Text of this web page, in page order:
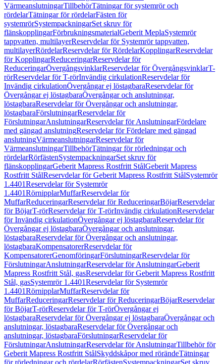
VärmeanslutningarTillbehörTätningar för systemrör och
rördelarTätningar för rördelarFästen för
systemrörSystempackningarSet skruv för
flänskopplingarFörbrukningsmaterialGeberit MeplaSystemrör
tappvatten, multilayerReservdelar för Systemrör tappvatten,
multilayerRördelarReservdelar för RördelarKopplingarReservdelar
för KopplingarReduceringarReservdelar för
ReduceringarÖvergångsvinklarReservdelar för ÖvergångsvinklarT-
rörReservdelar för T-rörInvändig cirkulationReservdelar för
Invändig cirkulationÖvergångar ej löstagbaraReservdelar för
Övergångar ej löstagbaraÖvergångar och anslutningar,
löstagbaraReservdelar för Övergångar och anslutningar,
löstagbaraFörslutningarReservdelar för
FörslutningarAnslutningarReservdelar för AnslutningarFördelare
med gängad anslutningReservdelar för Fördelare med gängad
anslutningVärmeanslutningarReservdelar för
VärmeanslutningarTillbehörTätningar för rörledningar och
rördelarRörfästenSystempackningarSet skruv för
flänskopplingarGeberit Mapress Rostfritt StålGeberit Mapress
Rostfritt StålReservdelar för Geberit Mapress Rostfritt StålSystemrör
1.4401Reservdelar för Systemrör
1.4401RörnipplarMuffarReservdelar för
MuffarReduceringarReservdelar för ReduceringarBöjarReservdelar
för BöjarT-rörReservdelar för T-rörInvändig cirkulationReservdelar
för Invändig cirkulationÖvergångar ej löstagbaraReservdelar för
Övergångar ej löstagbaraÖvergångar och anslutningar,
löstagbaraReservdelar för Övergångar och anslutningar,
löstagbaraKompensatorerReservdelar för
KompensatorerGenomföringarFörslutningarReservdelar för
FörslutningarAnslutningarReservdelar för AnslutningarGeberit
Mapress Rostfritt Stål, gasReservdelar för Geberit Mapress Rostfritt
Stål, gasSystemrör 1.4401Reservdelar för Systemrör
1.4401RörnipplarMuffarReservdelar för
MuffarReduceringarReservdelar för ReduceringarBöjarReservdelar
för BöjarT-rörReservdelar för T-rörÖvergångar ej
löstagbaraReservdelar för Övergångar ej löstagbaraÖvergångar och
anslutningar, löstagbaraReservdelar för Övergångar och
anslutningar, löstagbaraFörslutningarReservdelar för
FörslutningarAnslutningarReservdelar för AnslutningarTillbehör för
Geberit Mapress Rostfritt StålSkyddskåpor med rörändeTätningar
för rörledningar och rördelarRörfästenSystempackningarSet skruv